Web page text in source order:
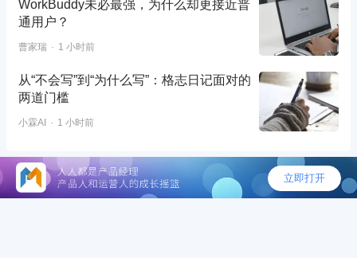
WorkBuddy未必最强，为什么却更接近普
通用户？
曹家瑞 1 小时前
从“不会写”到“为什么写”：格志日记面对的
两道门槛
小霖AI 1 小时前
©2026 - 人人都是产品经理